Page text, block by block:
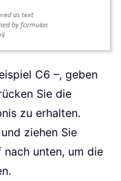
C6 –, geben
Sie die
zu erhalten.
ziehen Sie
unten, um die